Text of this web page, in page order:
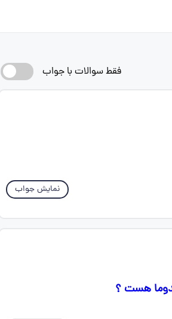
فقط سوالات با جواب
نمایش جواب
هست ؟